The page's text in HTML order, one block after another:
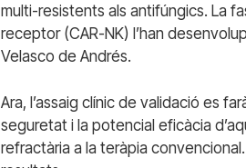
multi-resistents als antifúngics. La
receptor (CAR-NK) l’han
Velasco de Andrés.
Ara, l’assaig clínic de validació es
seguretat i la potencial eficàcia
refractària a la teràpia